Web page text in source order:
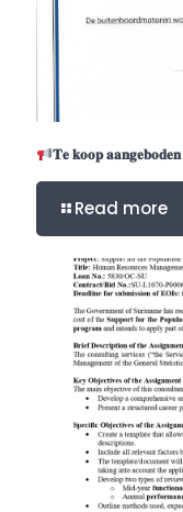
𝐓𝐞 𝐤𝐨𝐨𝐩
Read more